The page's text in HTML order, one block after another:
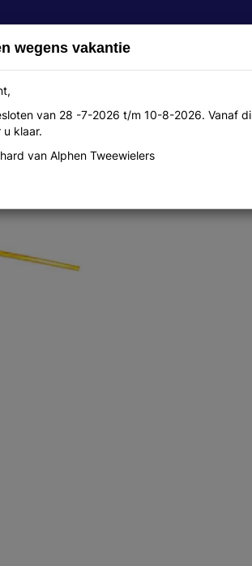
Over ons
kettingspray 105 200ml
wegens vakantie
van 28 -7-2026 t/m 10-8-2026. Vanaf
klaar.
van Alphen Tweewielers